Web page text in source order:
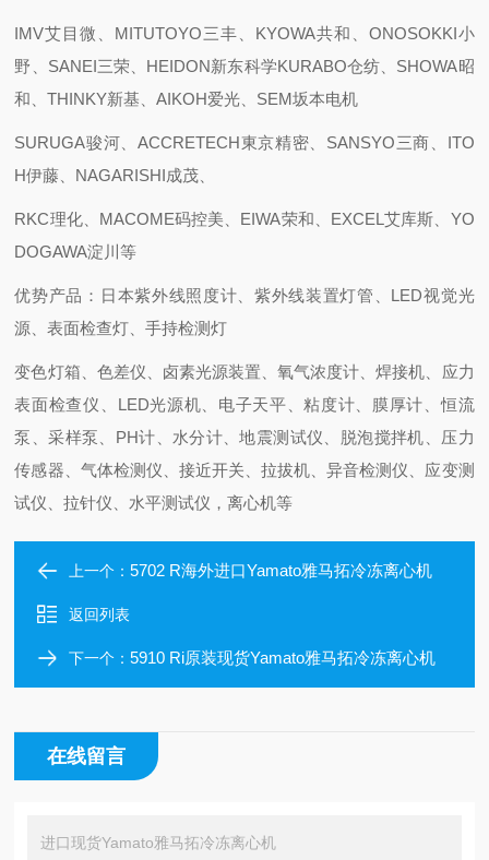
IMV艾目微、MITUTOYO三丰、KYOWA共和、ONOSOKKI小
野、SANEI三荣、HEIDON新东科学KURABO仓纺、SHOWA昭
和、THINKY新基、AIKOH爱光、SEM坂本电机
SURUGA骏河、ACCRETECH東京精密、SANSYO三商、ITO
H伊藤、NAGARISHI成茂、
RKC理化、MACOME码控美、EIWA荣和、EXCEL艾库斯、YO
DOGAWA淀川等
优势产品：日本紫外线照度计、紫外线装置灯管、LED视觉光
源、表面检查灯、手持检测灯
变色灯箱、色差仪、卤素光源装置、氧气浓度计、焊接机、应力
表面检查仪、LED光源机、电子天平、粘度计、膜厚计、恒流
泵、采样泵、PH计、水分计、地震测试仪、脱泡搅拌机、压力
传感器、气体检测仪、接近开关、拉拔机、异音检测仪、应变测
试仪、拉针仪、水平测试仪，离心机等
上一个：5702 R海外进口Yamato雅马拓冷冻离心机
返回列表
下一个：5910 Ri原装现货Yamato雅马拓冷冻离心机
在线留言